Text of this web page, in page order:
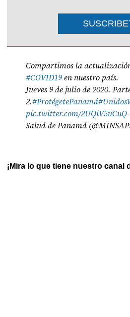
Compartimos la
#COVID19en nuestro país.
Jueves 9 de julio de 2020.
2.#ProtégetePanamá
pic.twitter.com/2UQiV5uCuQ
Salud de Panamá
¡Mira lo que tiene nuestro canal